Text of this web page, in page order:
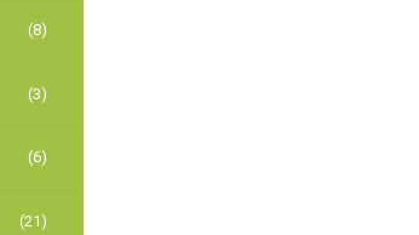
(8)
(3)
(6)
(21)